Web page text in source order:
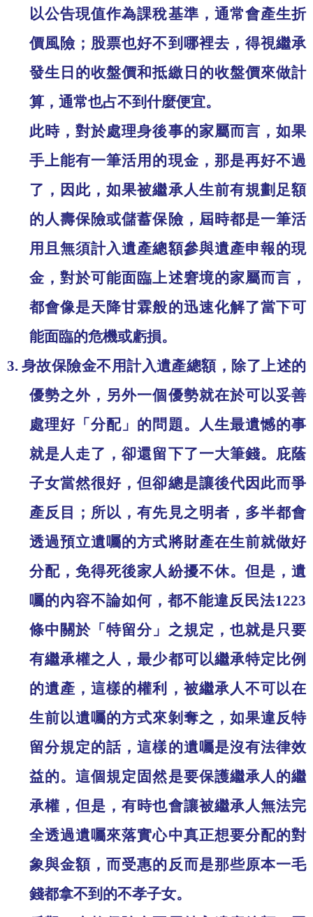
以公告現值作為課稅基準，通常會產生折
價風險；股票也好不到哪裡去，得視繼承
發生日的收盤價和抵繳日的收盤價來做計
算，通常也占不到什麼便宜。
此時，對於處理身後事的家屬而言，如果
手上能有一筆活用的現金，那是再好不過
了，因此，如果被繼承人生前有規劃足額
的人壽保險或儲蓄保險，屆時都是一筆活
用且無須計入遺產總額參與遺產申報的現
金，對於可能面臨上述窘境的家屬而言，
都會像是天降甘霖般的迅速化解了當下可
能面臨的危機或虧損。
3. 身故保險金不用計入遺產總額，除了上述的
優勢之外，另外一個優勢就在於可以妥善
處理好「分配」的問題。人生最遺憾的事
就是人走了，卻還留下了一大筆錢。庇蔭
子女當然很好，但卻總是讓後代因此而爭
產反目；所以，有先見之明者，多半都會
透過預立遺囑的方式將財產在生前就做好
分配，免得死後家人紛擾不休。但是，遺
囑的內容不論如何，都不能違反民法1223
條中關於「特留分」之規定，也就是只要
有繼承權之人，最少都可以繼承特定比例
的遺產，這樣的權利，被繼承人不可以在
生前以遺囑的方式來剝奪之，如果違反特
留分規定的話，這樣的遺囑是沒有法律效
益的。這個規定固然是要保護繼承人的繼
承權，但是，有時也會讓被繼承人無法完
全透過遺囑來落實心中真正想要分配的對
象與金額，而受惠的反而是那些原本一毛
錢都拿不到的不孝子女。